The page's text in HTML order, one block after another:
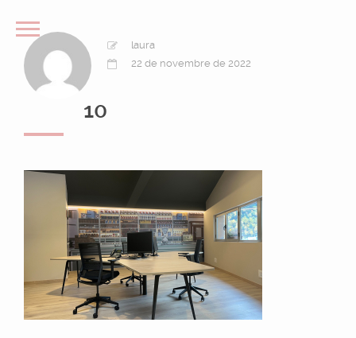
laura
22 de novembre de 2022
10